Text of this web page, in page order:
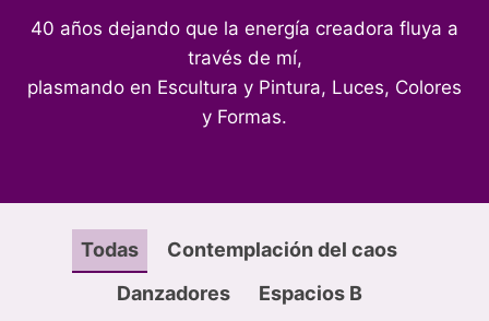
40 años dejando que la energía creadora fluya a
través de mí,
plasmando en Escultura y Pintura, Luces, Colores
y Formas.
Todas
Contemplación del caos
Danzadores
Espacios B